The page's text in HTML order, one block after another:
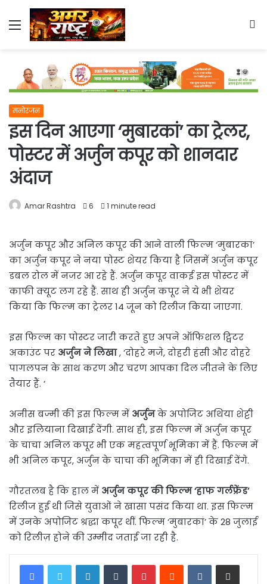
Menu
मनोरंजन
इस दिन आएगा ‘मुबारकां’ का ट्रेलर,
पोस्टर में अर्जुन कपूर को शानदार
अंदाज
Amar Rashtra 6 1 minute read
अर्जुन कपूर और अनिल कपूर की आने वाली फिल्म ‘मुबारकां’
का अर्जुन कपूर ने नया पोस्ट शेयर किया है जिसमें अर्जुन कपूर
डबल रोल में नजर आ रहे हैं. अर्जुन कपूर वाकई इस पोस्टर में
काफी क्यूट लग रहे हैं. साथ ही अर्जुन कपूर ने ये भी शेयर
किया कि फिल्म का ट्रेलर 14 जून को रिलीज किया जाएगा.
इस फिल्म का पोस्टर जारी करते हुए अपने ऑफिशल ट्विटर
अकाउंट पर अर्जुन ने लिखा, ‘दोहरे मजे, दोहरी हंसी और दोहरे
पागलपन के साथ करण और चरण आपका दिल जीतने के लिए
तैयार हैं. ‘
अनीस बज्मी की इस फिल्म में अर्जुनके अपोजिट अथिया शेट्टी
और इलियाना दिखाई देंगी. साथ ही, इस फिल्म में अर्जुन कपूर
के चाचा अनिल कपूर भी एक महत्वपूर्ण भूमिका में हैं. फिल्म में
भी अनिल कपूर, अर्जुन के चाचा की भूमिका में ही दिखाई देंगे.
गौरतलब है कि हाल में अर्जुन कपूर की फिल्म ‘हाफ गर्लफ्रेंड’
रिलीज हुई थी जिसे युवाओं ने खासा पसंद किया था. इस फिल्म
में उनके अपोजिट श्रद्धा कपूर थीं. फिल्म ‘मुबारकां’ के 28 जुलाई
को रिलीज़ होने की उम्मीद जताई जा रही है.
LinkedInTumblrPinterestReddit VKontakteShare via Email